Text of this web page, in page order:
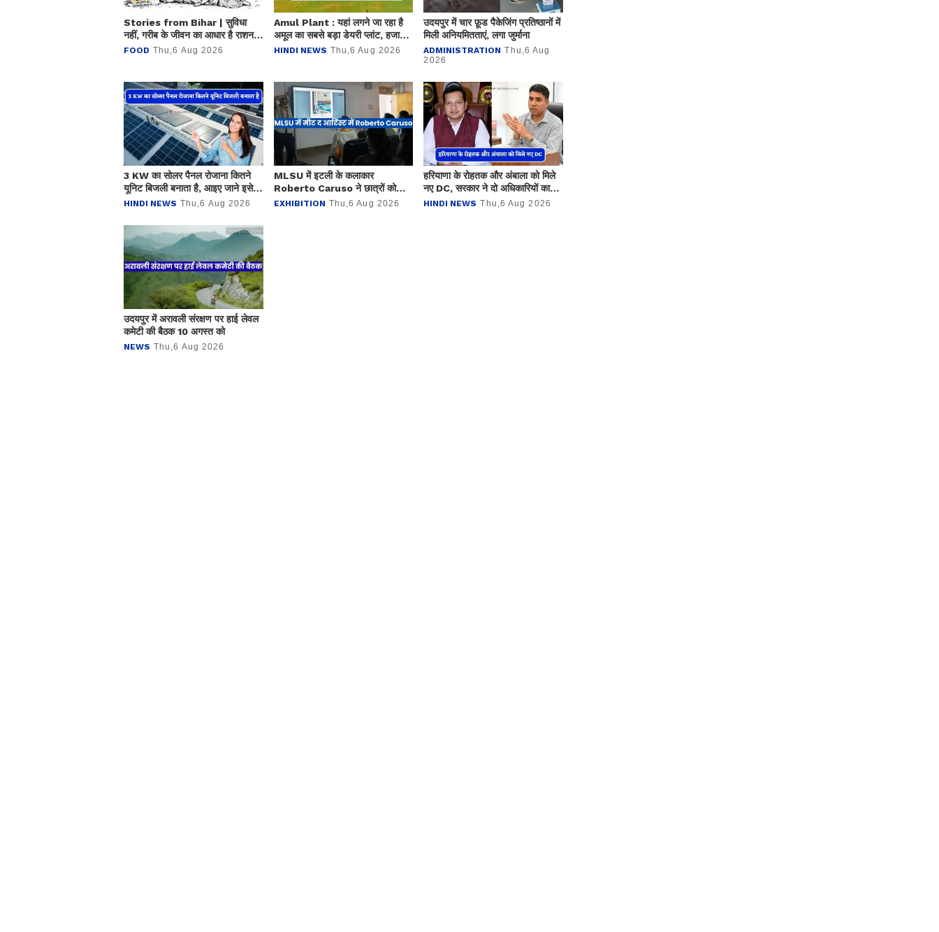
Stories from Bihar | सुविधा
नहीं, गरीब के जीवन का आधार है राशन
व्यवस्था
FOOD Thu,6 Aug 2026
Amul Plant : यहां लगने जा रहा है
अमूल का सबसे बड़ा डेयरी प्लांट, हजारों
लोगों को मिलेगा रोजगार
HINDI NEWS Thu,6 Aug 2026
उदयपुर में चार फ़ूड पैकेजिंग प्रतिष्ठानों में
मिली अनियमितताएं, लगा जुर्माना
ADMINISTRATION Thu,6 Aug
2026
3 KW का सोलर पैनल रोजाना कितने
यूनिट बिजली बनाता है, आइए जाने इसे
लगवाना कितना फायदेमंद ?
HINDI NEWS Thu,6 Aug 2026
MLSU में इटली के कलाकार
Roberto Caruso ने छात्रों को
सिखाई पेंटिंग्स की तकनीक
EXHIBITION Thu,6 Aug 2026
हरियाणा के रोहतक और अंबाला को मिले
नए DC, सरकार ने दो अधिकारियों का
किया तबादला
HINDI NEWS Thu,6 Aug 2026
उदयपुर में अरावली संरक्षण पर हाई लेवल
कमेटी की बैठक 10 अगस्त को
NEWS Thu,6 Aug 2026